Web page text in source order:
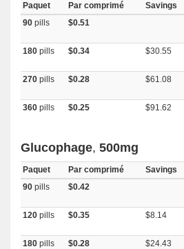
Paquet Par comprimé Savings
90 pills $0.51
180 pills $0.34 $30.55
270 pills $0.28 $61.08
360 pills $0.25 $91.62
Glucophage, 500mg
Paquet Par comprimé Savings
90 pills $0.42
120 pills $0.35 $8.14
180 pills $0.28 $24.43